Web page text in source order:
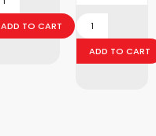
ADD TO CART
ADD TO CART